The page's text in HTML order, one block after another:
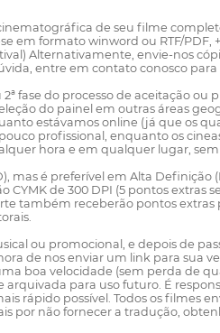
de seu filme
em formato winword ou RTF/
Alternativamente, envie-nos
entre em contato conosco
fase do processo de aceitação
do painel em outras áreas
estávamos online (já que os
profissional, enquanto os
hora e em qualquer lugar,
é preferível em Alta Definição
de 300 DPI (5 pontos
também receberão pontos
ou promocional, e depois de
de nos enviar um link para sua
boa velocidade (sem perda de
para uso futuro. É
rápido possível. Todos os
por não fornecer a tradução,